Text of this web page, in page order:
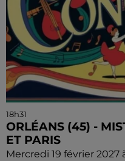
18h31
ORLÉANS (45) -
ET PARIS
Mercredi 19 février